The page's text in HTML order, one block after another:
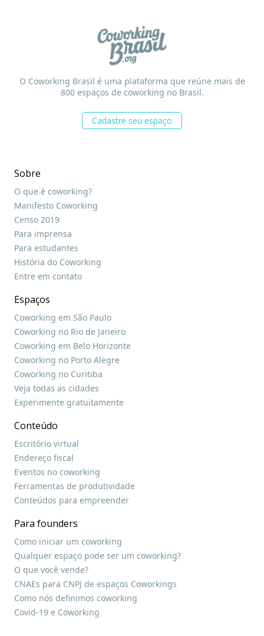
O Coworking Brasil é uma plataforma que reúne mais de
800 espaços de coworking no Brasil.
Cadastre seu espaço
Sobre
O que é coworking?
Manifesto Coworking
Censo 2019
Para imprensa
Para estudantes
História do Coworking
Entre em contato
Espaços
Coworking em São Paulo
Coworking no Rio de Janeiro
Coworking em Belo Horizonte
Coworking no Porto Alegre
Coworking no Curitiba
Veja todas as cidades
Experimente gratuitamente
Conteúdo
Escritório virtual
Endereço fiscal
Eventos no coworking
Ferramentas de produtividade
Conteúdos para empreender
Para founders
Como iniciar um coworking
Qualquer espaço pode ser um coworking?
O que você vende?
CNAEs para CNPJ de espaços Coworkings
Como nós definimos coworking
Covid-19 e Coworking